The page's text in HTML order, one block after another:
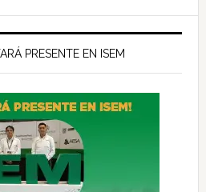
PRESENTE EN ISEM